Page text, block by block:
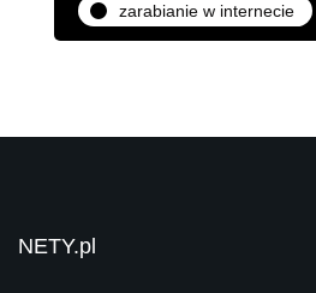
zarabianie w internecie
NETY.pl